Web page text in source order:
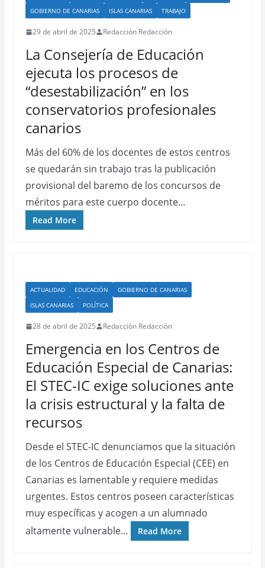
GOBIERNO DE CANARIAS
ISLAS CANARIAS TRABAJO
29 de abril de 2025 Redacción Redacción
La Consejería de Educación
ejecuta los procesos de
“desestabilización” en los
conservatorios profesionales
canarios
Más del 60% de los docentes de estos centros
se quedarán sin trabajo tras la publicación
provisional del baremo de los concursos de
méritos para este cuerpo docente…
Read More
ACTUALIDAD EDUCACIÓN
GOBIERNO DE CANARIAS
ISLAS CANARIAS
POLÍTICA
28 de abril de 2025 Redacción Redacción
Emergencia en los Centros de
Educación Especial de Canarias:
El STEC-IC exige soluciones ante
la crisis estructural y la falta de
recursos
Desde el STEC-IC denunciamos que la situación
de los Centros de Educación Especial (CEE) en
Canarias es lamentable y requiere medidas
urgentes. Estos centros poseen características
muy específicas y acogen a un alumnado
altamente vulnerable…
Read More